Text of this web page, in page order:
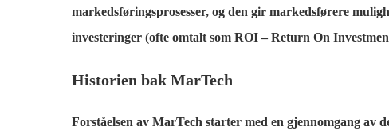
markedsføringsprosesser, og den gir markedsførere
investeringer (ofte omtalt som ROI – Return On
Historien bak MarTech
Forståelsen av MarTech starter med en gjennomgang